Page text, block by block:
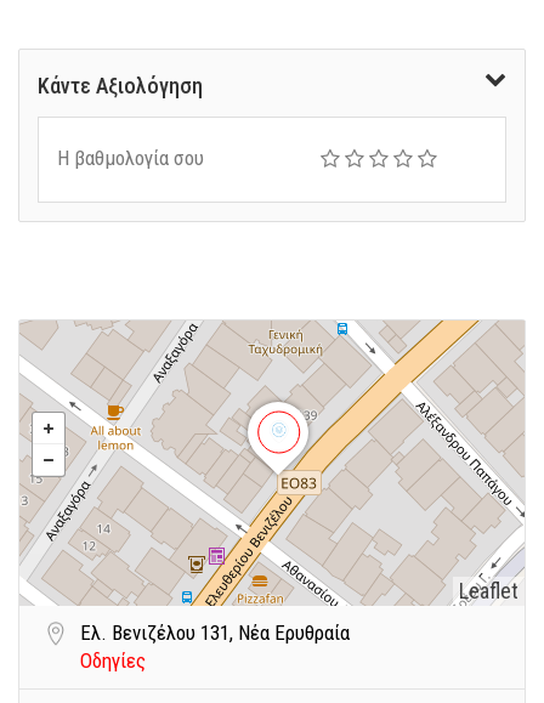
Κάντε Αξιολόγηση
Η βαθμολογία σου
Leaflet
Ελ. Βενιζέλου 131, Νέα Ερυθραία
Οδηγίες